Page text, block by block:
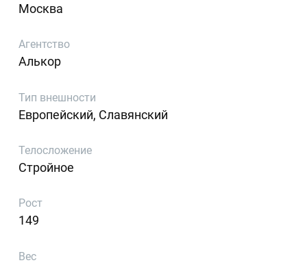
Москва
Агентство
Алькор
Тип внешности
Европейский, Славянский
Телосложение
Стройное
Рост
149
Вес